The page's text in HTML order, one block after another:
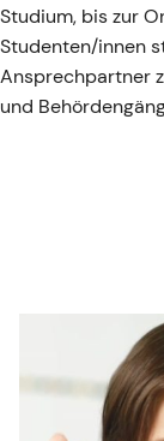
Studium, bis zur
Studenten/innen
Ansprechpartner
und